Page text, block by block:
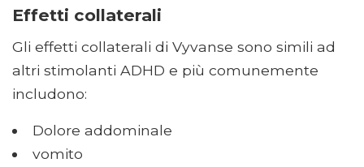
Effetti collaterali
Gli effetti collaterali di Vyvanse sono simili ad
altri stimolanti ADHD e più comunemente
includono:
Dolore addominale
vomito